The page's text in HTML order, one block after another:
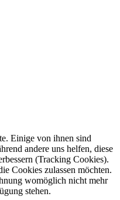
Einige von ihnen sind
andere uns helfen, diese
(Tracking Cookies).
Cookies zulassen möchten.
womöglich nicht mehr
stehen.